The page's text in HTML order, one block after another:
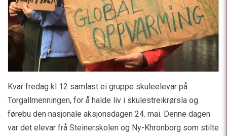
Kvar fredag kl 12 samlast ei gruppe skuleelevar på
Torgallmenningen, for å halde liv i skulestreikrørsla og
førebu den nasjonale aksjonsdagen 24. mai. Denne dagen
var det elevar frå Steinerskolen og Ny-Khronborg som stilte